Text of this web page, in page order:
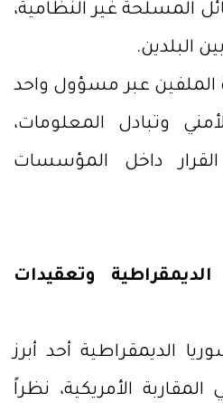
المسلحة غير النظامية،
البلدين.
الملفين عبر مسؤول واحد
وتبادل المعلومات،
داخل المؤسسات
وتعقيدات
الديمقراطية أحد أبرز
الأمريكية، نظراً